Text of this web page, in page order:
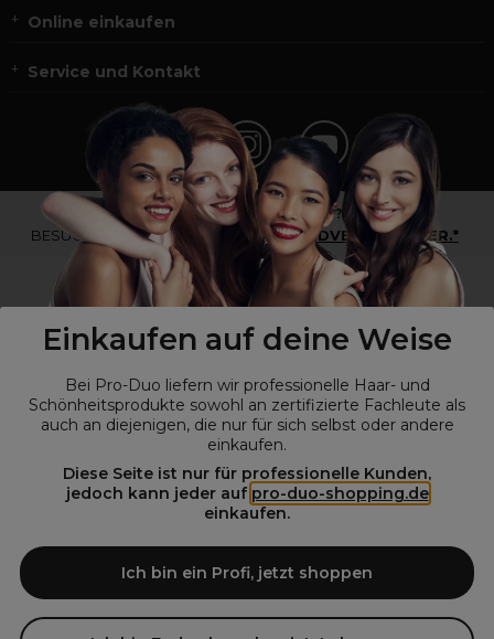
Einkaufen auf deine Weise
Bei Pro-Duo liefern wir professionelle Haar- und
Schönheitsprodukte sowohl an zertifizierte Fachleute als
auch an diejenigen, die nur für sich selbst oder andere
einkaufen.
Diese Seite ist nur für professionelle Kunden,
jedoch kann jeder auf pro-duo-shopping.de
einkaufen.
Ich bin ein Profi, jetzt shoppen
Online einkaufen
Service und Kontakt
*Du bist kein Profikunde?
BESUCHE
UNSERE WEBSEITE FÜR ENDVERBRAUCHER.*
© Alle Rechte vorbehalten © Pro-Duo2026
Pro-Duo ist Ihr zuverlässiger Partner für hochwertige Produkte im
hochwertigen Produkte, von der Haarpflege über das Make-up bis hin
zu Spezialwerkzeugen, sind so konzipiert, dass sie die Erwartungen
von Friseursalons und Kosmetikstudios übertreffen. Verlassen Sie sich
auf Pro-Duo für erstklassige Qualität und zeitgemäße Lösungen.